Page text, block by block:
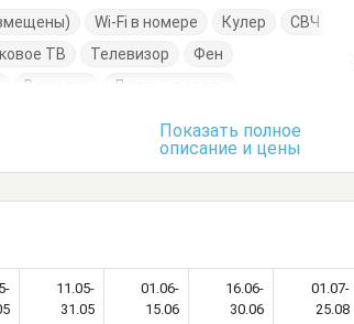
Wi-Fi в номере Кулер
СВЧ
ТВ Телевизор
Фен
Вешалка
Диван-кровать
Обеденный стол
Стол
Показать полное
описание и цены
11.05-
31.05
01.06-
15.06
16.06-
30.06
01.07-
25.08